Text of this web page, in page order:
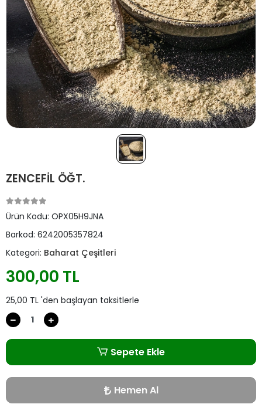
ZENCEFİL ÖĞT.
Ürün Kodu: OPX05H9JNA
Barkod: 6242005357824
Kategori: Baharat Çeşitleri
300,00 TL
25,00 TL 'den başlayan taksitlerle
Sepete Ekle
Hemen Al